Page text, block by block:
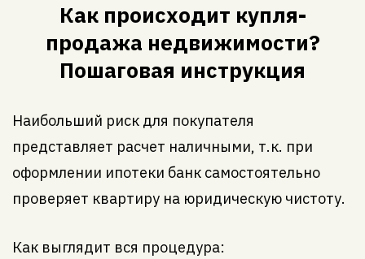
Как происходит купля-
продажа недвижимости?
Пошаговая инструкция
Наибольший риск для покупателя
представляет расчет наличными, т.к. при
оформлении ипотеки банк самостоятельно
проверяет квартиру на юридическую чистоту.
Как выглядит вся процедура: